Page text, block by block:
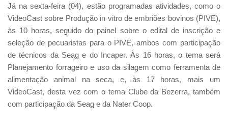
Já na sexta-feira (04), estão programadas atividades, como o
VideoCast sobre Produção in vitro de embriões bovinos (PIVE),
às 10 horas, seguido do painel sobre o edital de inscrição e
seleção de pecuaristas para o PIVE, ambos com participação
de técnicos da Seag e do Incaper. Às 16 horas, o tema será
Planejamento forrageiro e uso da silagem como ferramenta de
alimentação animal na seca, e, às 17 horas, mais um
VideoCast, desta vez com o tema Clube da Bezerra, também
com participação da Seag e da Nater Coop.